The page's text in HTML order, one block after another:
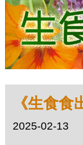
《生食
2025-02-13